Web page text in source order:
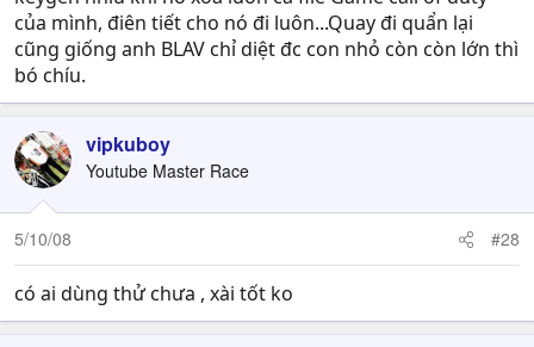
của mình, điên tiết cho nó đi luôn...Quay đi quẩn lại
cũng giống anh BLAV chỉ diệt đc con nhỏ còn còn lớn thì
bó chíu.
vipkuboy
Youtube Master Race
5/10/08 #28
có ai dùng thử chưa , xài tốt ko